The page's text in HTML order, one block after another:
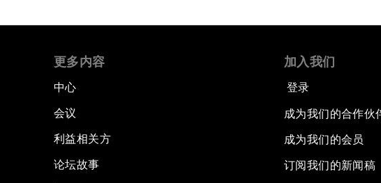
更多内容
中心
会议
利益相关方
论坛故事
加入我们
登录
成为我们的合作伙
成为我们的会员
订阅我们的新闻稿